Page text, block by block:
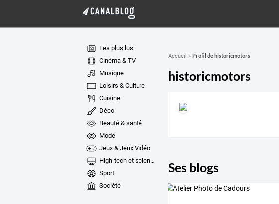
Les plus lus
Cinéma & TV
Musique
Loisirs & Culture
Cuisine
Déco
Beauté & santé
Mode
Jeux & Jeux Vidéo
High-tech et sciences
Sport
Société
Accueil » Profil de historicmotors
historicmotors
Ses blogs